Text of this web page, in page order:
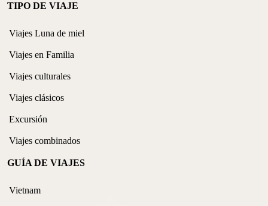
TIPO DE VIAJE
Viajes Luna de miel
Viajes en Familia
Viajes culturales
Viajes clásicos
Excursión
Viajes combinados
GUÍA DE VIAJES
Vietnam